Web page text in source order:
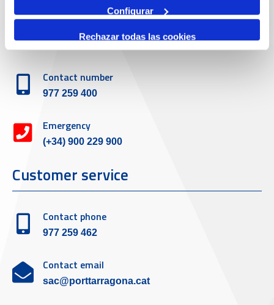
Configurar
Rechazar todas las cookies
Contact number
977 259 400
Emergency
(+34) 900 229 900
Customer service
Contact phone
977 259 462
Contact email
sac@porttarragona.cat